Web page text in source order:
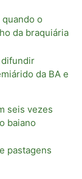
quando o
da braquiária
difundir
da BA e
seis vezes
baiano
pastagens